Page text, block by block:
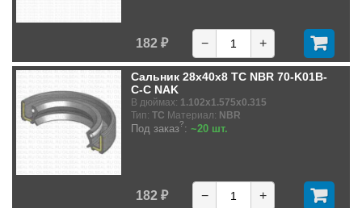
182 ₽ − +
Сальник 28x40x8 TC NBR 70-K01B-
C-C NAK
В дюймах: 1.102x1.575x0.315
Тип: TC Материал: NBR
Под заказ?: ~20 шт.
182 ₽ − +